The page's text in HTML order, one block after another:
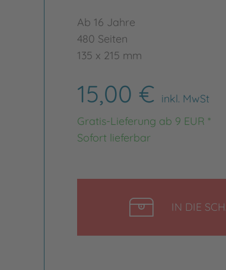
Ab 16 Jahre
480 Seiten
135 x 215 mm
15,00 € inkl. MwSt
Gratis-Lieferung ab 9 EUR *
Sofort lieferbar
IN DIE